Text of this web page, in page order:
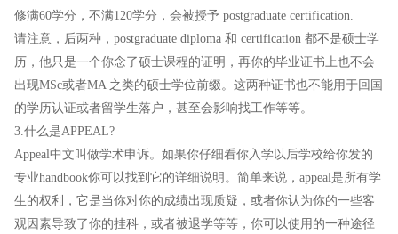
修满60学分，不满120学分，会被授予 postgraduate certification.
请注意，后两种，postgraduate diploma 和 certification 都不是硕士学
历，他只是一个你念了硕士课程的证明，再你的毕业证书上也不会
出现MSc或者MA 之类的硕士学位前缀。这两种证书也不能用于回国
的学历认证或者留学生落户，甚至会影响找工作等等。
3.什么是APPEAL?
Appeal中文叫做学术申诉。如果你仔细看你入学以后学校给你发的
专业handbook你可以找到它的详细说明。简单来说，appeal是所有学
生的权利，它是当你对你的成绩出现质疑，或者你认为你的一些客
观因素导致了你的挂科，或者被退学等等，你可以使用的一种途径